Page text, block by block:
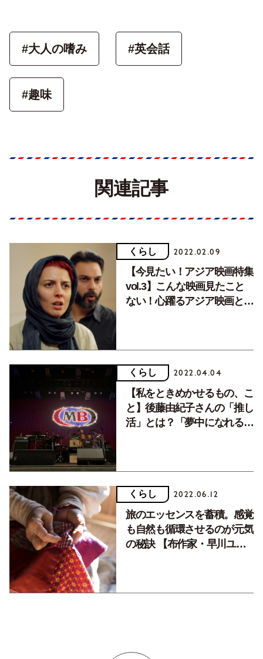
#大人の嗜み #英会話
#趣味
関連記事
くらし 2022.02.09
【今見たい！アジア映画特集
vol.3】こんな映画見たこと
ない！心躍るアジア映画との
くらし 2022.04.04
【私をときめかせるもの、こ
と】後藤由紀子さんの「推し
活」とは？「夢中になれるも
くらし 2022.06.12
旅のエッセンスを蓄積。感覚
も自然も循環させるのが元気
の秘訣 【布作家・早川ユミ